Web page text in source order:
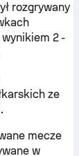
rozgrywany
wynikiem 2 -
ze
mecze
w